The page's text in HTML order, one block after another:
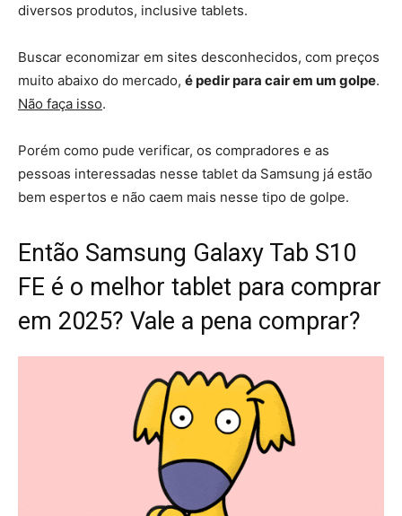
diversos produtos, inclusive tablets.
Buscar economizar em sites desconhecidos, com preços
muito abaixo do mercado, é pedir para cair em um golpe.
Não faça isso.
Porém como pude verificar, os compradores e as
pessoas interessadas nesse tablet da Samsung já estão
bem espertos e não caem mais nesse tipo de golpe.
Então Samsung Galaxy Tab S10
FE é o melhor tablet para comprar
em 2025? Vale a pena comprar?